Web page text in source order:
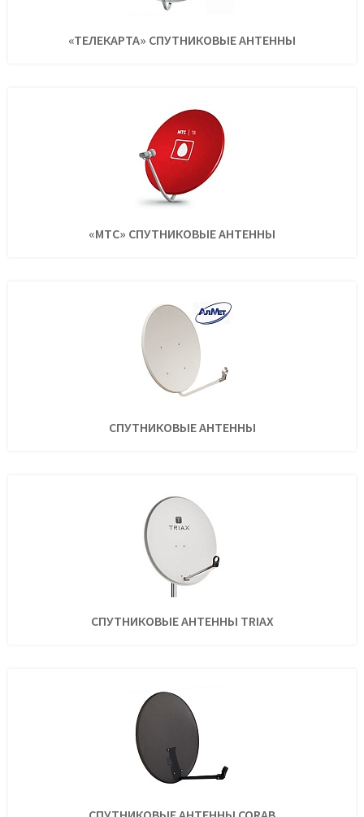
«ТЕЛЕКАРТА» СПУТНИКОВЫЕ АНТЕННЫ
«МТС» СПУТНИКОВЫЕ АНТЕННЫ
СПУТНИКОВЫЕ АНТЕННЫ
СПУТНИКОВЫЕ АНТЕННЫ TRIAX